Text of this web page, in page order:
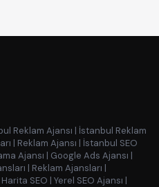
Reklam Ajansı | İstanbul Reklam
| Reklam Ajansı | İstanbul SEO
Ajansı | Google Ads Ajansı |
| Reklam Ajansları |
SEO | Yerel SEO Ajansı |